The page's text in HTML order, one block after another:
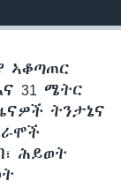
ኣቆጣጠር
31 ሜትር
ትንታኔና
ሕይወት